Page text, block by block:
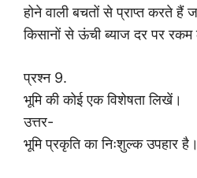
होने वाली बचतों से प्राप्त करते हैं
किसानों से ऊंची ब्याज दर पर
प्रश्न 9.
भूमि की कोई एक विशेषता लिखें।
उत्तर-
भूमि प्रकृति का निःशुल्क उपहार है।